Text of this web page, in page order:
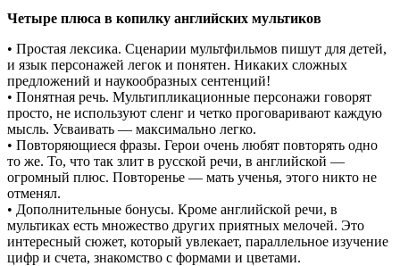
Четыре плюса в копилку английских мультиков
• Простая лексика. Сценарии мультфильмов пишут для детей,
и язык персонажей легок и понятен. Никаких сложных
предложений и наукообразных сентенций!
• Понятная речь. Мультипликационные персонажи говорят
просто, не используют сленг и четко проговаривают каждую
мысль. Усваивать — максимально легко.
• Повторяющиеся фразы. Герои очень любят повторять одно
то же. То, что так злит в русской речи, в английской —
огромный плюс. Повторенье — мать ученья, этого никто не
отменял.
• Дополнительные бонусы. Кроме английской речи, в
мультиках есть множество других приятных мелочей. Это
интересный сюжет, который увлекает, параллельное изучение
цифр и счета, знакомство с формами и цветами.